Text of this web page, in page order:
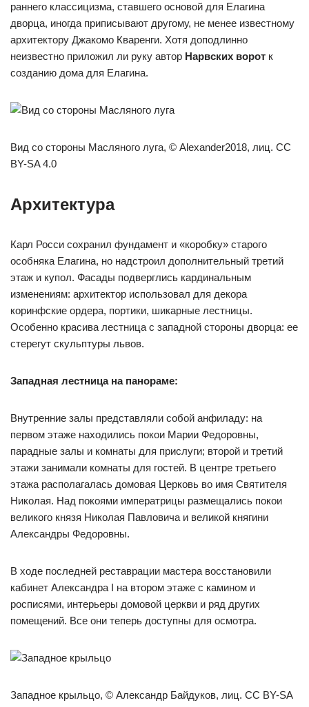
раннего классицизма, ставшего основой для Елагина
дворца, иногда приписывают другому, не менее известному
архитектору Джакомо Кваренги. Хотя доподлинно
неизвестно приложил ли руку автор Нарвских ворот к
созданию дома для Елагина.
Вид со стороны Масляного луга, © Alexander2018, лиц. CC
BY-SA 4.0
Архитектура
Карл Росси сохранил фундамент и «коробку» старого
особняка Елагина, но надстроил дополнительный третий
этаж и купол. Фасады подверглись кардинальным
изменениям: архитектор использовал для декора
коринфские ордера, портики, шикарные лестницы.
Особенно красива лестница с западной стороны дворца: ее
стерегут скульптуры львов.
Западная лестница на панораме:
Внутренние залы представляли собой анфиладу: на
первом этаже находились покои Марии Федоровны,
парадные залы и комнаты для прислуги; второй и третий
этажи занимали комнаты для гостей. В центре третьего
этажа располагалась домовая Церковь во имя Святителя
Николая. Над покоями императрицы размещались покои
великого князя Николая Павловича и великой княгини
Александры Федоровны.
В ходе последней реставрации мастера восстановили
кабинет Александра I на втором этаже с камином и
росписями, интерьеры домовой церкви и ряд других
помещений. Все они теперь доступны для осмотра.
Западное крыльцо, © Александр Байдуков, лиц. CC BY-SA